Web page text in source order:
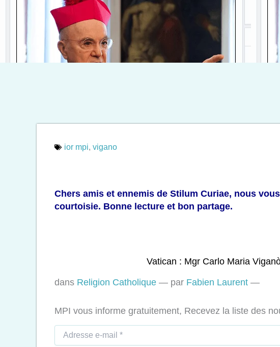
ior mpi, vigano
Chers amis et ennemis de Stilum Curiae, nous
courtoisie. Bonne lecture et bon partage.
Vatican : Mgr Carlo Maria
dans Religion Catholique — par Fabien Laurent —
MPI vous informe gratuitement, Recevez la liste des